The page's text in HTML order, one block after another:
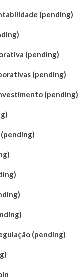
(pending)
(pending)
(pending)
(pending)
(pending)